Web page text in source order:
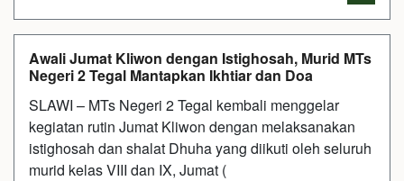
Awali Jumat Kliwon dengan Istighosah, Murid MTs
Negeri 2 Tegal Mantapkan Ikhtiar dan Doa
SLAWI – MTs Negeri 2 Tegal kembali menggelar
kegiatan rutin Jumat Kliwon dengan melaksanakan
istighosah dan shalat Dhuha yang diikuti oleh seluruh
murid kelas VIII dan IX, Jumat (